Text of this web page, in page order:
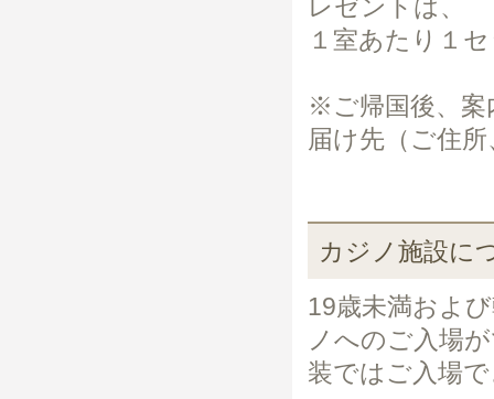
レゼントは、
１室あたり１
※ご帰国後、案
届け先（ご住
カジノ施設に
19歳未満およ
ノへのご入場
装ではご入場